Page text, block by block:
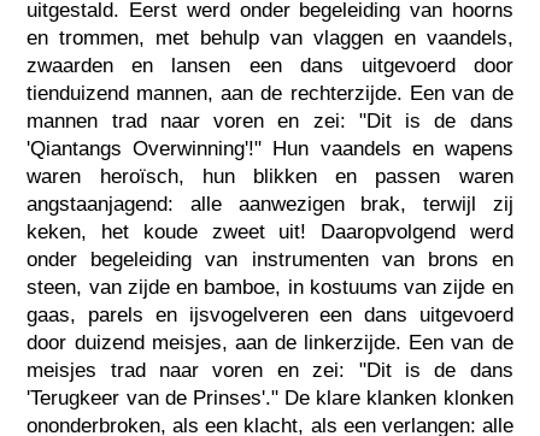
uitgestald. Eerst werd onder begeleiding van hoorns
en trommen, met behulp van vlaggen en vaandels,
zwaarden en lansen een dans uitgevoerd door
tienduizend mannen, aan de rechterzijde. Een van de
mannen trad naar voren en zei: "Dit is de dans
'Qiantangs Overwinning'!" Hun vaandels en wapens
waren heroïsch, hun blikken en passen waren
angstaanjagend: alle aanwezigen brak, terwijl zij
keken, het koude zweet uit! Daaropvolgend werd
onder begeleiding van instrumenten van brons en
steen, van zijde en bamboe, in kostuums van zijde en
gaas, parels en ijsvogelveren een dans uitgevoerd
door duizend meisjes, aan de linkerzijde. Een van de
meisjes trad naar voren en zei: "Dit is de dans
'Terugkeer van de Prinses'." De klare klanken klonken
ononderbroken, als een klacht, als een verlangen: alle